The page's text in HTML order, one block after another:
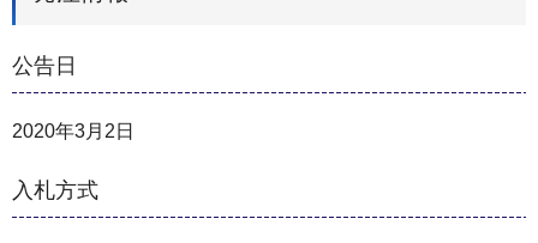
公告日
2020年3月2日
入札方式